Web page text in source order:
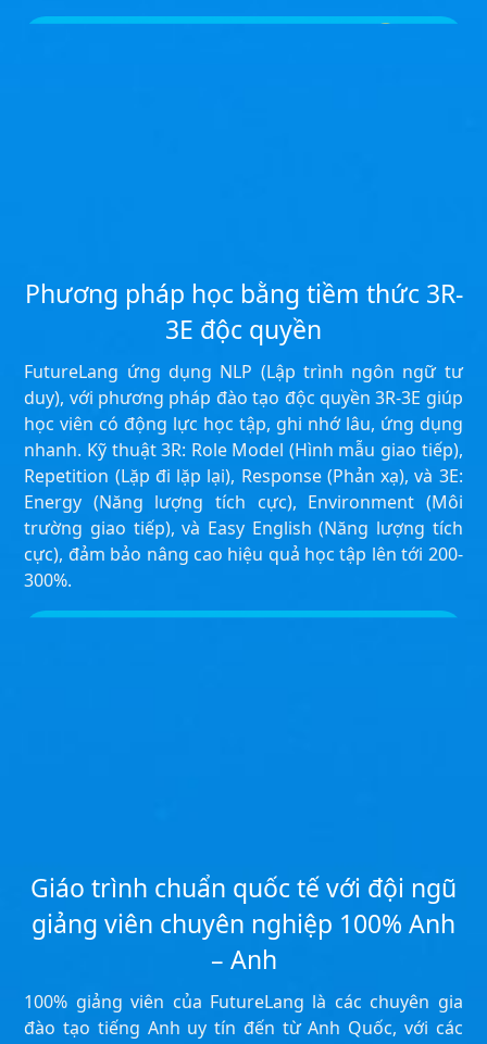
Phương pháp học bằng tiềm thức 3R-
3E độc quyền
FutureLang ứng dụng NLP (Lập trình ngôn ngữ tư
duy), với phương pháp đào tạo độc quyền 3R-3E giúp
học viên có động lực học tập, ghi nhớ lâu, ứng dụng
nhanh. Kỹ thuật 3R: Role Model (Hình mẫu giao tiếp),
Repetition (Lặp đi lặp lại), Response (Phản xạ), và 3E:
Energy (Năng lượng tích cực), Environment (Môi
trường giao tiếp), và Easy English (Năng lượng tích
cực), đảm bảo nâng cao hiệu quả học tập lên tới 200-
300%.
Giáo trình chuẩn quốc tế với đội ngũ
giảng viên chuyên nghiệp 100% Anh
– Anh
100% giảng viên của FutureLang là các chuyên gia
đào tạo tiếng Anh uy tín đến từ Anh Quốc, với các